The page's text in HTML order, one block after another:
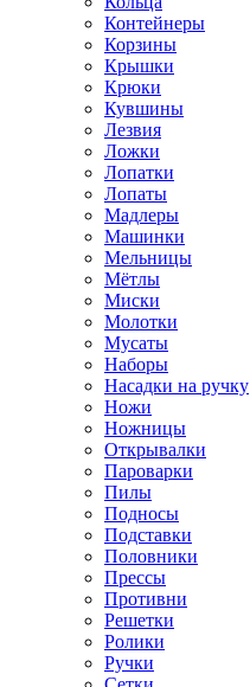
Контейнеры
Корзины
Крышки
Крюки
Кувшины
Лезвия
Ложки
Лопатки
Лопаты
Мадлеры
Машинки
Мельницы
Мётлы
Миски
Молотки
Мусаты
Наборы
Насадки на ручку
Ножи
Ножницы
Открывалки
Пароварки
Пилы
Подносы
Подставки
Половники
Прессы
Противни
Решетки
Ролики
Ручки